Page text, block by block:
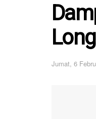
Jumat, 6